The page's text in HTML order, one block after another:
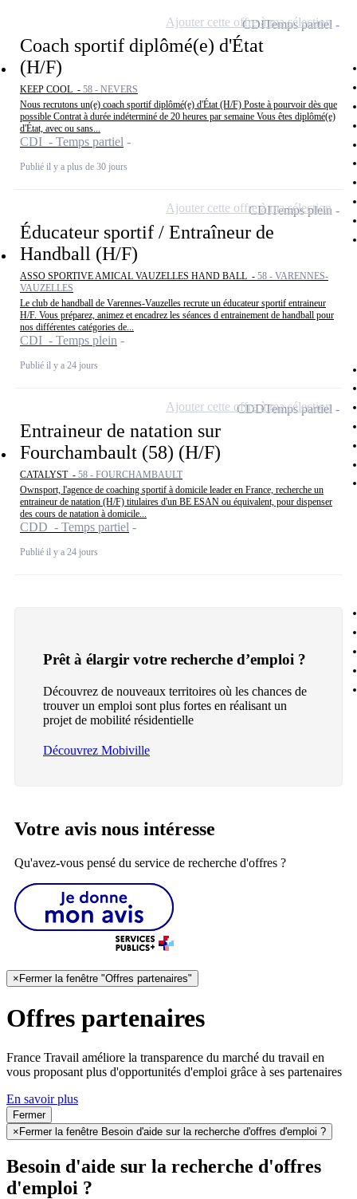
Coach sportif diplômé(e) d'État
(H/F)
KEEP COOL - 58 - NEVERS
Nous recrutons un(e) coach sportif diplômé(e) d'État (H/F) Poste à pourvoir dès que
possible Contrat à durée indéterminé de 20 heures par semaine Vous êtes diplômé(e)
d'État, avec ou sans...
CDI - Temps partiel
Publié il y a plus de 30 jours
CDITemps partiel
Ajouter cette offre à ma sélection
Éducateur sportif / Entraîneur de
Handball (H/F)
ASSO SPORTIVE AMICAL VAUZELLES HAND BALL - 58 - VARENNES-
VAUZELLES
Le club de handball de Varennes-Vauzelles recrute un éducateur sportif entraineur
H/F. Vous préparez, animez et encadrez les séances d entrainement de handball pour
nos différentes catégories de...
CDI - Temps plein
Publié il y a 24 jours
CDITemps plein
Ajouter cette offre à ma sélection
Entraineur de natation sur
Fourchambault (58) (H/F)
CATALYST - 58 - FOURCHAMBAULT
Ownsport, l'agence de coaching sportif à domicile leader en France, recherche un
entraineur de natation (H/F) titulaires d'un BE ESAN ou équivalent, pour dispenser
des cours de natation à domicile...
CDD - Temps partiel
Publié il y a 24 jours
CDDTemps partiel
Ajouter cette offre à ma sélection
Prêt à élargir votre recherche d’emploi ?
Découvrez de nouveaux territoires où les chances de
trouver un emploi sont plus fortes en réalisant un
projet de mobilité résidentielle
Découvrez Mobiville
Votre avis nous intéresse
Qu'avez-vous pensé du service de recherche d'offres ?
× Fermer la fenêtre "Offres partenaires"
Offres partenaires
France Travail améliore la transparence du marché du travail en
vous proposant plus d'opportunités d'emploi grâce à ses partenaires
En savoir plus
Fermer
×Fermer la fenêtre Besoin d'aide sur la recherche d'offres d'emploi ?
Besoin d'aide sur la recherche d'offres
d'emploi ?